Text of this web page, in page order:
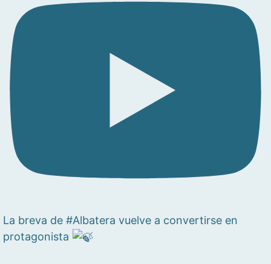
La breva de #Albatera vuelve a convertirse en
protagonista